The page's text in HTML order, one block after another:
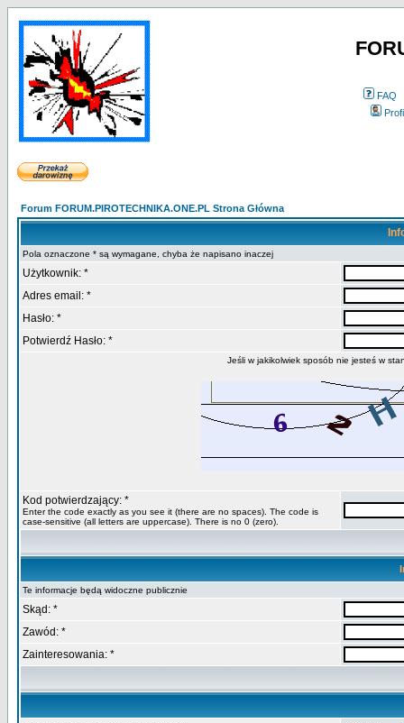
FAQ
Forum FORUM.PIROTECHNIKA.ONE.PL Strona Główna
Pola oznaczone * są wymagane, chyba że napisano inaczej
Użytkownik: *
Adres email: *
Hasło: *
Potwierdź Hasło: *
Jeśli w jakikolwiek sposób nie jesteś w
Kod potwierdzający: *
Enter the code exactly as you see it (there are no spaces). The code is
case-sensitive (all letters are uppercase). There is no 0 (zero).
Te informacje będą widoczne publicznie
Skąd: *
Zawód: *
Zainteresowania: *